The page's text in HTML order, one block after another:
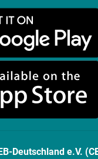
Deutschland e.V.